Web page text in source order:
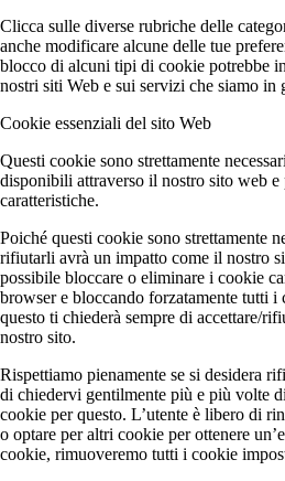
Clicca sulle diverse rubriche delle
anche modificare alcune delle tue
blocco di alcuni tipi di cookie potrebbe
nostri siti Web e sui servizi che siamo in
Cookie essenziali del sito Web
Questi cookie sono strettamente
disponibili attraverso il nostro sito web e
caratteristiche.
Poiché questi cookie sono strettamente
rifiutarli avrà un impatto come il nostro
possibile bloccare o eliminare i cookie
browser e bloccando forzatamente tutti i
questo ti chiederà sempre di accettare/
nostro sito.
Rispettiamo pienamente se si desidera
di chiedervi gentilmente più e più volte
cookie per questo. L’utente è libero di
o optare per altri cookie per ottenere
cookie, rimuoveremo tutti i cookie